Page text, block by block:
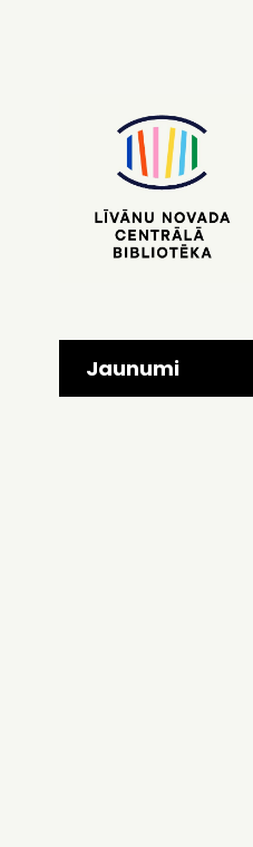
Jaunumi